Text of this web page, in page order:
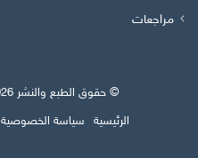
مراجعات
© حقوق الطبع والنشر 2026, جميع الحقوق محفوظة
الرئيسية
سياسة الخصوصية